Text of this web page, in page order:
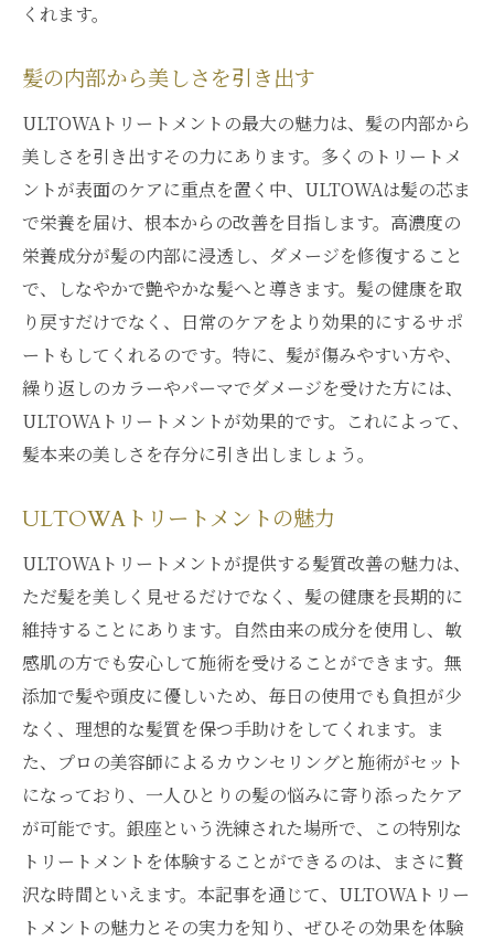
くれます。
髪の内部から美しさを引き出す
ULTOWAトリートメントの最大の魅力は、髪の内部から
美しさを引き出すその力にあります。多くのトリートメ
ントが表面のケアに重点を置く中、ULTOWAは髪の芯ま
で栄養を届け、根本からの改善を目指します。高濃度の
栄養成分が髪の内部に浸透し、ダメージを修復すること
で、しなやかで艶やかな髪へと導きます。髪の健康を取
り戻すだけでなく、日常のケアをより効果的にするサポ
ートもしてくれるのです。特に、髪が傷みやすい方や、
繰り返しのカラーやパーマでダメージを受けた方には、
ULTOWAトリートメントが効果的です。これによって、
髪本来の美しさを存分に引き出しましょう。
ULTOWAトリートメントの魅力
ULTOWAトリートメントが提供する髪質改善の魅力は、
ただ髪を美しく見せるだけでなく、髪の健康を長期的に
維持することにあります。自然由来の成分を使用し、敏
感肌の方でも安心して施術を受けることができます。無
添加で髪や頭皮に優しいため、毎日の使用でも負担が少
なく、理想的な髪質を保つ手助けをしてくれます。ま
た、プロの美容師によるカウンセリングと施術がセット
になっており、一人ひとりの髪の悩みに寄り添ったケア
が可能です。銀座という洗練された場所で、この特別な
トリートメントを体験することができるのは、まさに贅
沢な時間といえます。本記事を通じて、ULTOWAトリー
トメントの魅力とその実力を知り、ぜひその効果を体験